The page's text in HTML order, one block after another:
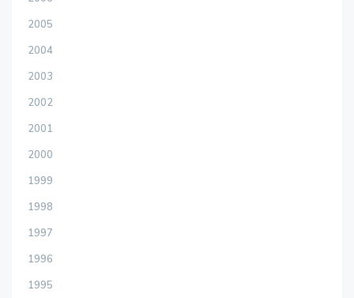
2005
2004
2003
2002
2001
2000
1999
1998
1997
1996
1995